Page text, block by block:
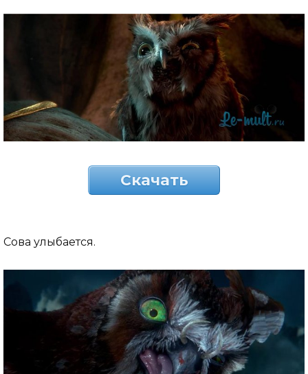
Скачать
Сова улыбается.